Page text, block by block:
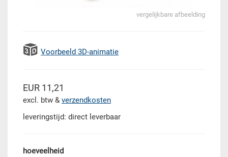
vergelijkbare afbeelding
Voorbeeld 3D-animatie
EUR 11,21
excl. btw & verzendkosten
leveringstijd: direct leverbaar
hoeveelheid